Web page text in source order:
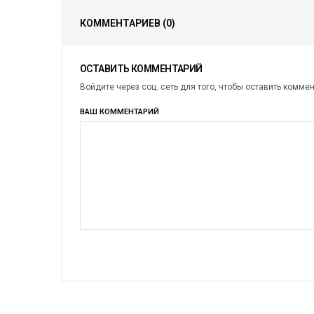
КОММЕНТАРИЕВ (0)
ОСТАВИТЬ КОММЕНТАРИЙ
Войдите через соц. сеть для того, чтобы оставить
ВАШ КОММЕНТАРИЙ